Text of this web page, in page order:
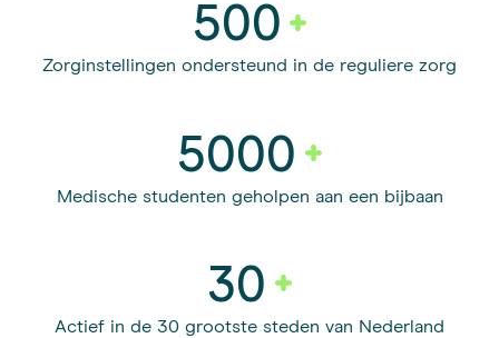
500
Zorginstellingen ondersteund in de reguliere zorg
5000
Medische studenten geholpen aan een bijbaan
30
Actief in de 30 grootste steden van Nederland